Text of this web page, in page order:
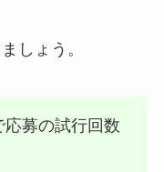
しょう。
募の試行回数